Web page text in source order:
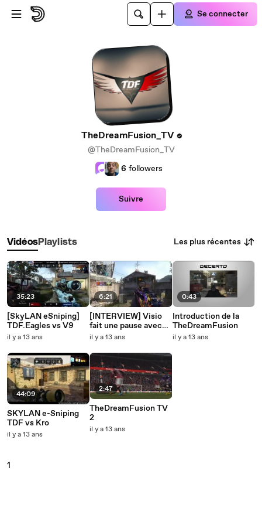
Passer au contenu principal
Se connecter
TheDreamFusion_TV
@TheDreamFusion_TV
6 followers
Suivre
VidéosPlaylists Les plus récentes
35:23
[SkyLAN eSniping]
TDF.Eagles vs V9
il y a 13 ans
44:09
SKYLAN e-Sniping
TDF vs Kro
il y a 13 ans
6:21
[INTERVIEW] Visio
fait une pause avec
Viajo !
il y a 13 ans
2:47
TheDreamFusion TV
2
il y a 13 ans
0:43
Introduction de la
TheDreamFusion
il y a 13 ans
1